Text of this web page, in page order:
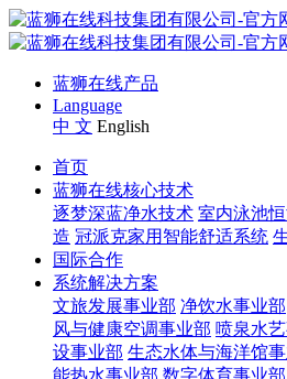
蓝狮在线产品
Language
中 文 English
首页
蓝狮在线核心技术
逐梦深蓝净水技术 室内泳池
造 冠派克家用智能舒适系统
国际合作
系统解决方案
文旅发展事业部 净饮水事业部
风与健康空调事业部 喷泉水
设事业部 生态水体与海洋馆
能热水事业部 数字体育事业部